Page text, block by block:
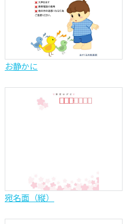
お静かに
宛名面（縦）